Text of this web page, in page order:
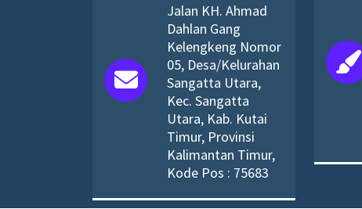
Jalan KH. Ahmad
Dahlan Gang
Kelengkeng Nomor
05, Desa/Kelurahan
Sangatta Utara,
Kec. Sangatta
Utara, Kab. Kutai
Timur, Provinsi
Kalimantan Timur,
Kode Pos : 75683